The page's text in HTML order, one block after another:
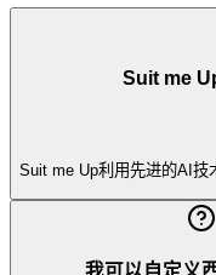
Suit me
Suit me Up利用先进的AI技
我可以自定义